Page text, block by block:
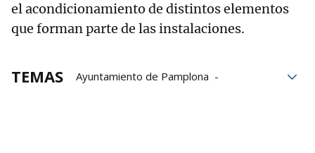
el acondicionamiento de distintos elementos
que forman parte de las instalaciones.
TEMAS
Ayuntamiento de Pamplona